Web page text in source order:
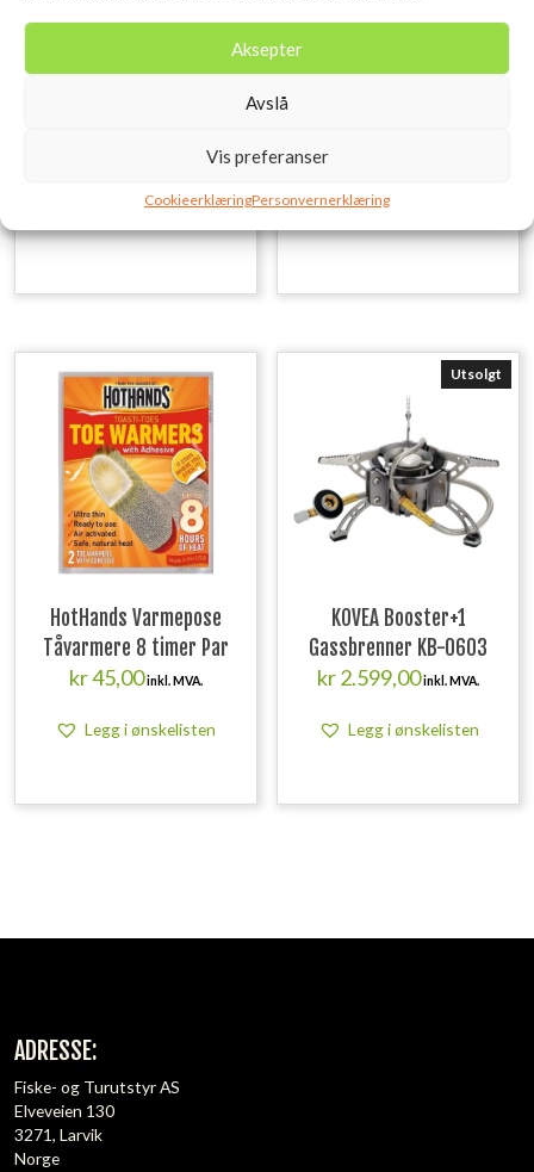
Aksepter
Avslå
Vis preferanser
CookieerklæringPersonvernerklæring
HotHands Varmepose
Tåvarmere 8 timer Par
kr45,00inkl. MVA.
Legg i ønskelisten
Utsolgt
KOVEA Booster+1
Gassbrenner KB-0603
kr2.599,00inkl. MVA.
Legg i ønskelisten
ADRESSE:
Fiske- og Turutstyr AS
Elveveien 130
3271, Larvik
Norge